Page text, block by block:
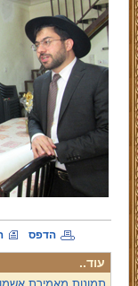
הדפס
עוד..